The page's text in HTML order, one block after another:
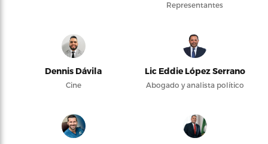
Representantes
Dennis Dávila
Cine
Lic Eddie López Serrano
Abogado y analista político